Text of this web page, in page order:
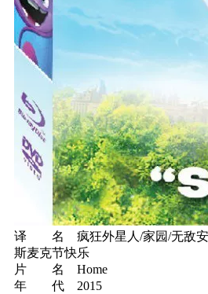
译 名 疯狂外星人/家园/无敌安
斯麦克节快乐
片 名 Home
年 代 2015